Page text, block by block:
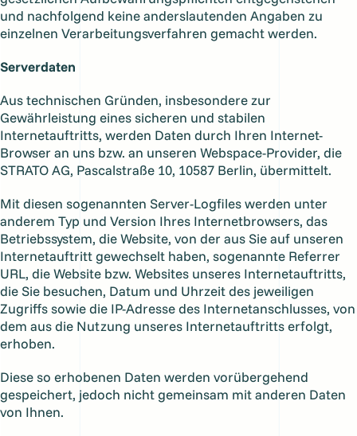
und nachfolgend keine anderslautenden Angaben zu
einzelnen Verarbeitungsverfahren gemacht werden.
Serverdaten
Aus technischen Gründen, insbesondere zur
Gewährleistung eines sicheren und stabilen
Internetauftritts, werden Daten durch Ihren Internet-
Browser an uns bzw. an unseren Webspace-Provider, die
STRATO AG, Pascalstraße 10, 10587 Berlin, übermittelt.
Mit diesen sogenannten Server-Logfiles werden unter
anderem Typ und Version Ihres Internetbrowsers, das
Betriebssystem, die Website, von der aus Sie auf unseren
Internetauftritt gewechselt haben, sogenannte Referrer
URL, die Website bzw. Websites unseres Internetauftritts,
die Sie besuchen, Datum und Uhrzeit des jeweiligen
Zugriffs sowie die IP-Adresse des Internetanschlusses, von
dem aus die Nutzung unseres Internetauftritts erfolgt,
erhoben.
Diese so erhobenen Daten werden vorübergehend
gespeichert, jedoch nicht gemeinsam mit anderen Daten
von Ihnen.